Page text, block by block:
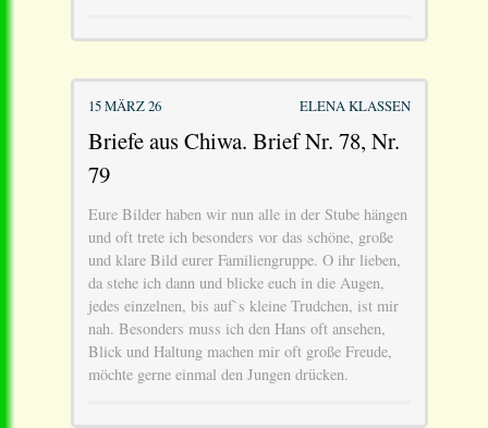
15 MÄRZ 26 ELENA KLASSEN
Briefe aus Chiwa. Brief Nr. 78, Nr.
79
Eure Bilder haben wir nun alle in der Stube hängen
und oft trete ich besonders vor das schöne, große
und klare Bild eurer Familiengruppe. O ihr lieben,
da stehe ich dann und blicke euch in die Augen,
jedes einzelnen, bis auf`s kleine Trudchen, ist mir
nah. Besonders muss ich den Hans oft ansehen,
Blick und Haltung machen mir oft große Freude,
möchte gerne einmal den Jungen drücken.